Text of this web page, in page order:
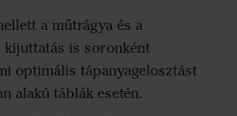
a műtrágya és a
kijuttatás is soronként
optimális tápanyagelosztást
alakú táblák esetén.